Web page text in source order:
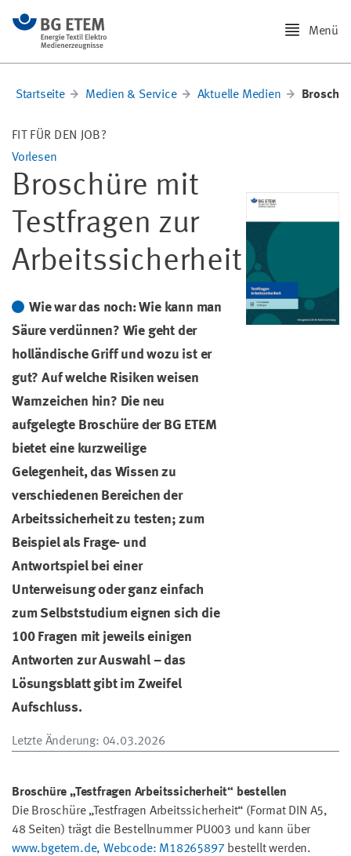
Menü
Startseite Medien & Service Aktuelle Medien
FIT FÜR DEN JOB?
Vorlesen
Broschüre mit
Testfragen zur
Arbeitssicherheit
Wie war das noch: Wie kann man
Säure verdünnen? Wie geht der
holländische Griff und wozu ist er
gut? Auf welche Risiken weisen
Warnzeichen hin? Die neu
aufgelegte Broschüre der BG ETEM
bietet eine kurzweilige
Gelegenheit, das Wissen zu
verschiedenen Bereichen der
Arbeitssicherheit zu testen; zum
Beispiel als Frage- und
Antwortspiel bei einer
Unterweisung oder ganz einfach
zum Selbststudium eignen sich die
100 Fragen mit jeweils einigen
Antworten zur Auswahl – das
Lösungsblatt gibt im Zweifel
Aufschluss.
Letzte Änderung: 04.03.2026
Broschüre „Testfragen Arbeitssicherheit“ bestellen
Die Broschüre „Testfragen Arbeitssicherheit“ (Format DIN A5,
48 Seiten) trägt die Bestellnummer PU003 und kann über
www.bgetem.de, Webcode: M18265897 bestellt werden.